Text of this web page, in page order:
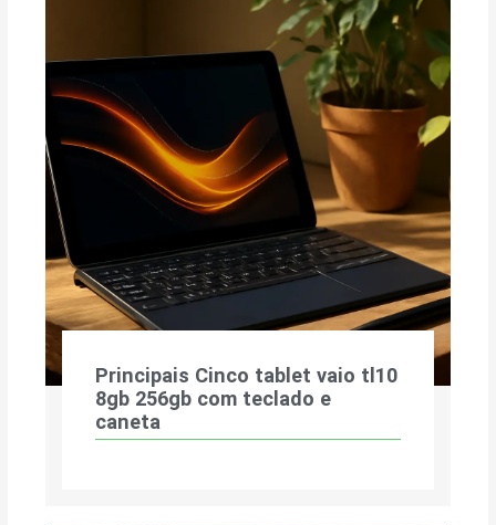
Principais Cinco tablet vaio tl10
8gb 256gb com teclado e
caneta